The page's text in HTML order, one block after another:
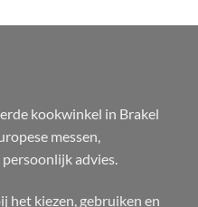
kookwinkel in Brakel
messen,
advies.
het kiezen, gebruiken en